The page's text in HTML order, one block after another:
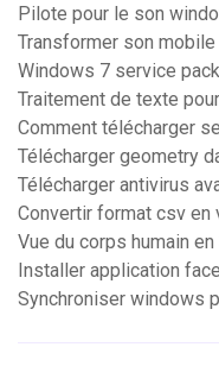
Pilote pour le son
Transformer son
Windows 7 service
Traitement de texte
Comment télécharger
Télécharger geometry
Télécharger antivirus
Convertir format csv en
Vue du corps humain en
Installer application
Synchroniser windows